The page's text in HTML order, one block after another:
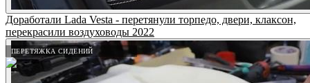
ПЕРЕТЯЖКА СИДЕНИЙ
Доработали Lada Vesta - перетянули торпедо, двери, клаксон,
перекрасили воздуховоды 2022